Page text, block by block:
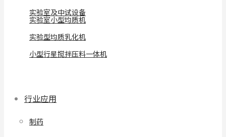
实验室及中试设备
实验室小型均质机
实验型均质乳化机
小型行星搅拌压料一体机
行业应用
制药